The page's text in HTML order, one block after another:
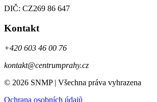
DIČ: CZ269 86 647
Kontakt
+420 603 46 00 76
kontakt@centrumprahy.cz
© 2026 SNMP | Všechna práva vyhrazena
Ochrana osobních údajů